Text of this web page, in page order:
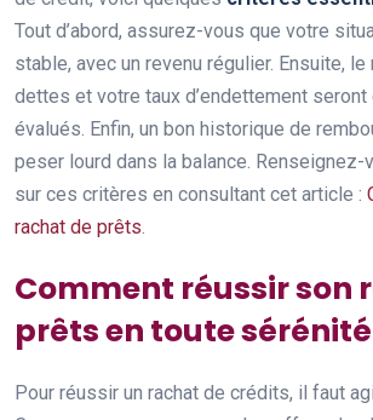
Tout d’abord, assurez-vous que votre
stable, avec un revenu régulier. Ensuite,
dettes et votre taux d’endettement seront
évalués. Enfin, un bon historique de
peser lourd dans la balance. Renseignez-
sur ces critères en consultant cet article :
rachat de prêts.
Comment réussir son
prêts en toute sérénité
Pour réussir un rachat de crédits, il faut